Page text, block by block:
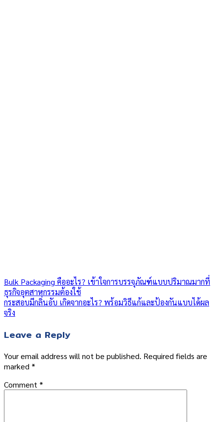
Bulk Packaging คืออะไร? เข้าใจการบรรจุภัณฑ์แบบปริมาณมากที่
ธุรกิจอุตสาหกรรมต้องใช้
กระสอบมีกลิ่นอับ เกิดจากอะไร? พร้อมวิธีแก้และป้องกันแบบได้ผล
จริง
Leave a Reply
Your email address will not be published. Required fields are
marked *
Comment *